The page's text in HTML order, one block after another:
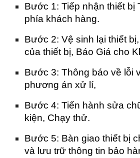
Bước 1: Tiếp nhận thiết bị
phía khách hàng.
Bước 2: Vệ sinh lại thiết
của thiết bị, Báo Giá cho
Bước 3: Thông báo về lỗi
phương án xử lí,
Bước 4: Tiến hành sửa
kiện, Chạy thử.
Bước 5: Bàn giao thiết bị
và lưu trữ thông tin bảo